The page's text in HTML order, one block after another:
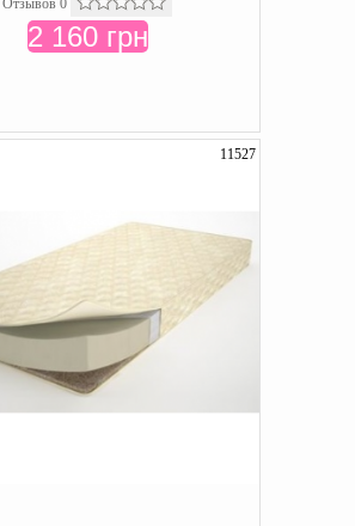
Отзывов 0
2 160 грн
11527